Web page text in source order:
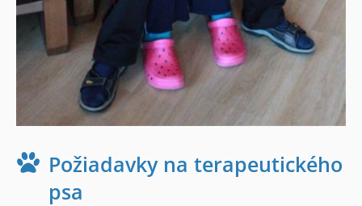
Požiadavky na terapeutického
psa